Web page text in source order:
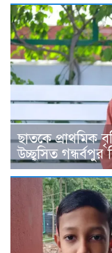
ছাতকে প্রাথমিক
উচ্ছ্বসিত গন্ধর্বপুর